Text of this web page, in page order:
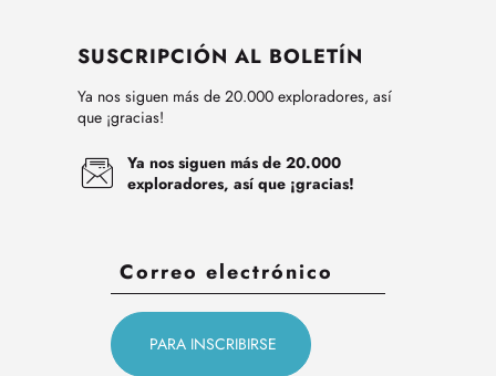
SUSCRIPCIÓN AL BOLETÍN
Ya nos siguen más de 20.000 exploradores, así
que ¡gracias!
Ya nos siguen más de 20.000
exploradores, así que ¡gracias!